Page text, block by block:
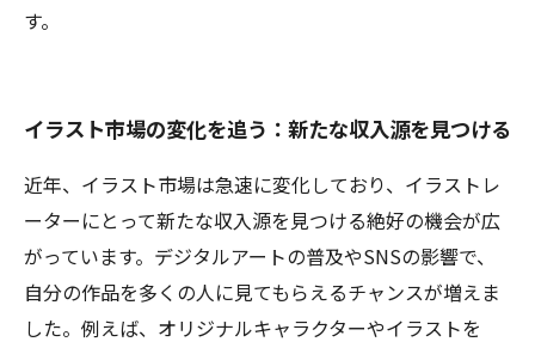
す。
イラスト市場の変化を追う：新たな収入源を見つける
近年、イラスト市場は急速に変化しており、イラストレ
ーターにとって新たな収入源を見つける絶好の機会が広
がっています。デジタルアートの普及やSNSの影響で、
自分の作品を多くの人に見てもらえるチャンスが増えま
した。例えば、オリジナルキャラクターやイラストを